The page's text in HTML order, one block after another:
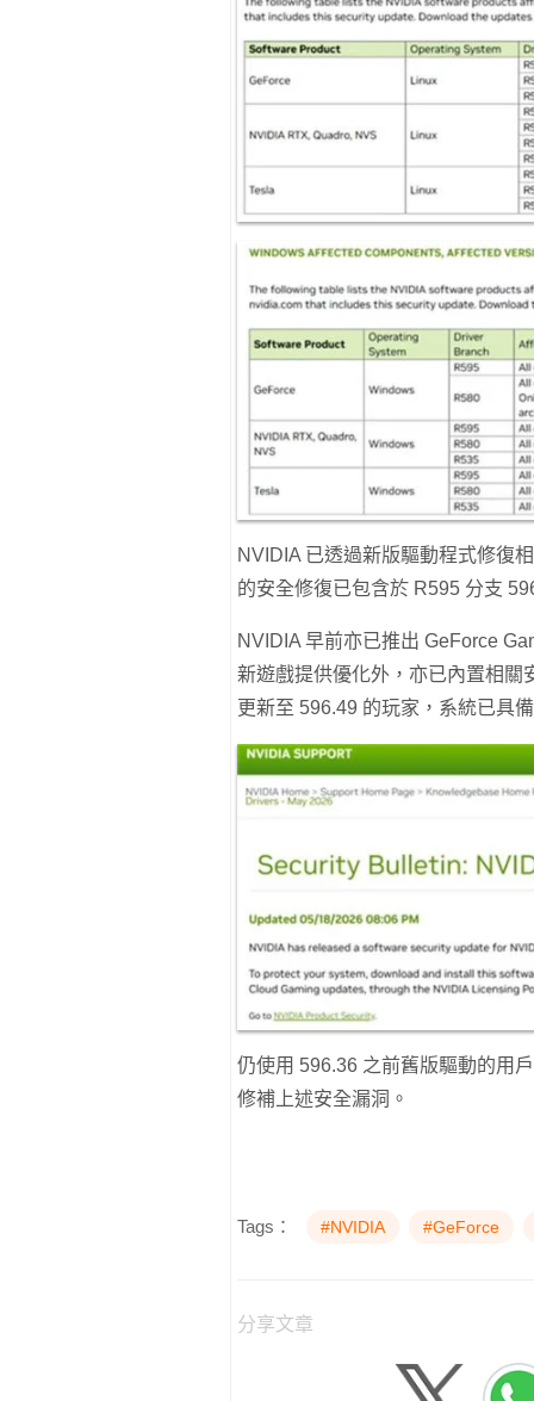
NVIDIA 已透過新版驅動程式修復
的安全修復已包含於 R595 分支
NVIDIA 早前亦已推出 GeForce
新遊戲提供優化外，亦已內置相關
更新至 596.49 的玩家，系統已具
仍使用 596.36 之前舊版驅動的用
修補上述安全漏洞。
Tags： #NVIDIA #GeForce
分享文章